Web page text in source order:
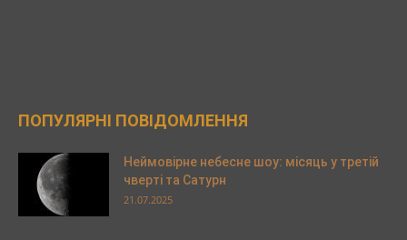
ПОПУЛЯРНІ ПОВІДОМЛЕННЯ
Неймовірне небесне шоу: місяць у третій
чверті та Сатурн
21.07.2025